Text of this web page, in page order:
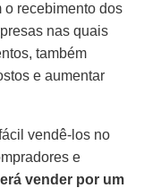
o recebimento dos
nas quais
também
e aumentar
vendê-los no
e
vender por um